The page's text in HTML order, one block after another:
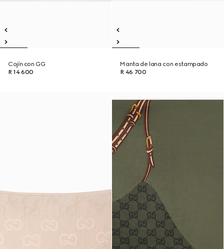
Cojín con GG
R 14 600
Manta de lana con estampado
R 46 700